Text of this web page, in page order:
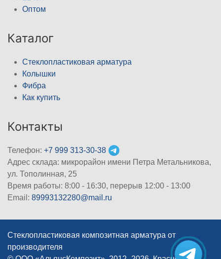
Оптом
Каталог
Стеклопластиковая арматура
Колышки
Фибра
Как купить
Контакты
Телефон: +7 999 313-30-38
Адрес склада: микрорайон имени Петра Метальникова,
ул. Тополинная, 25
Время работы: 8:00 - 16:30, перерыв 12:00 - 13:00
Email: 89993132280@mail.ru
Стеклопластиковая композитная арматура от
производителя